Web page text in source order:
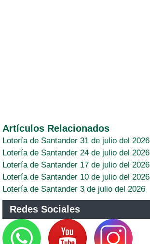
Artículos Relacionados
Lotería de Santander 31 de julio del 2026
Lotería de Santander 24 de julio del 2026
Lotería de Santander 17 de julio del 2026
Lotería de Santander 10 de julio del 2026
Lotería de Santander 3 de julio del 2026
Redes Sociales